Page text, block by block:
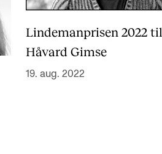
Lindemanprisen 2022 til
Håvard Gimse
19. aug. 2022